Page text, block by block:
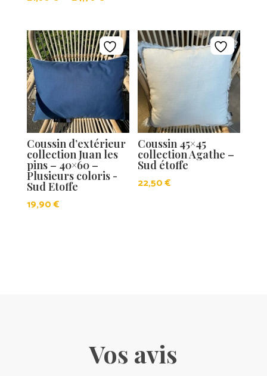
prix :
21,80 €
à
24,70 €
Coussin d’extérieur
collection Juan les
pins – 40×60 –
Plusieurs coloris -
Sud Etoffe
19,90€
Coussin 45×45
collection Agathe –
Sud étoffe
22,50€
Vos avis